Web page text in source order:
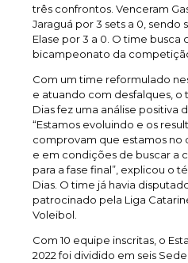
três confrontos. Venceram
Jaraguá por 3 sets a 0, sendo
Elase por 3 a 0. O time busca
bicampeonato da
Com um time reformulado
e atuando com desfalques, o
Dias fez uma análise positiva
“Estamos evoluindo e os
comprovam que estamos no
e em condições de buscar a
para a fase final”, explicou o
Dias. O time já havia
patrocinado pela Liga
Voleibol.
Com 10 equipe inscritas, o
2022 foi dividido em seis